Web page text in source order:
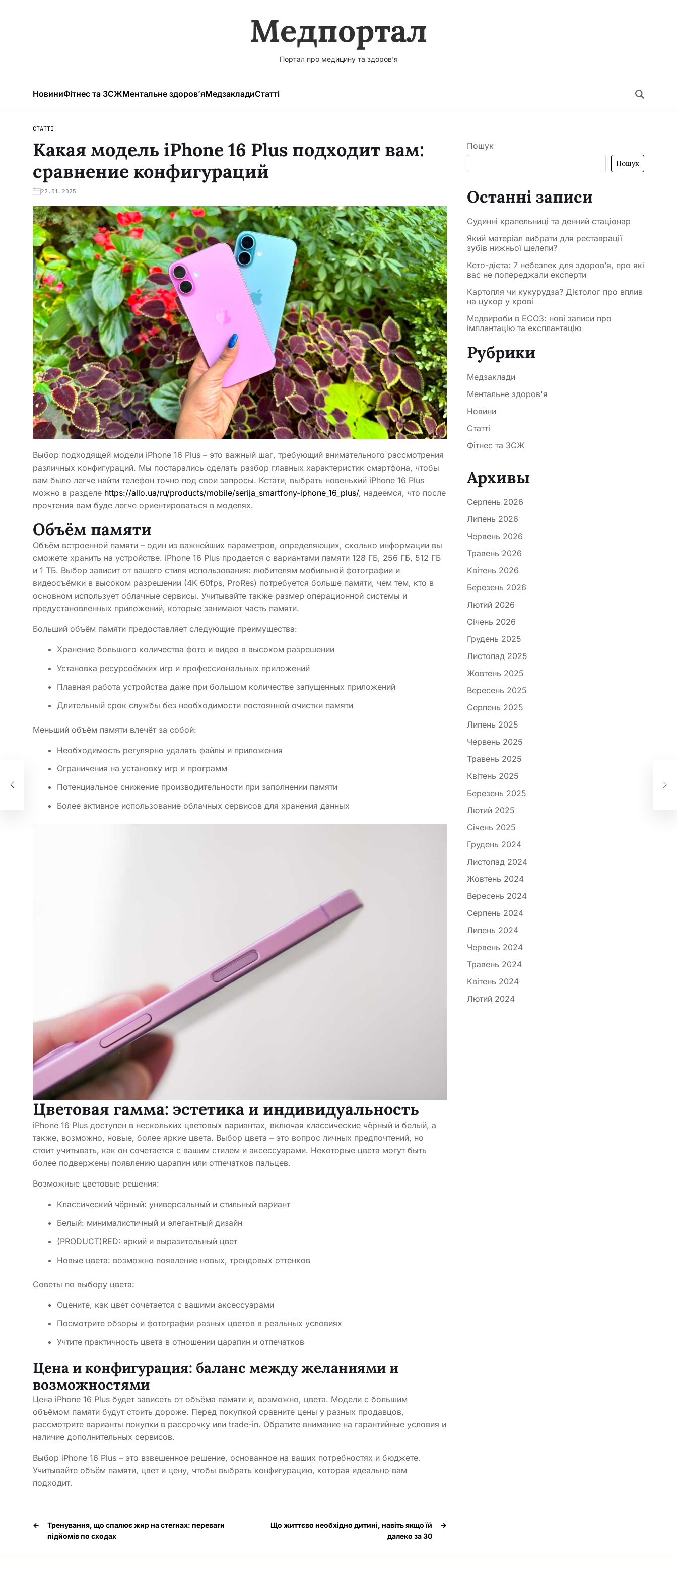
Медпортал
Портал про медицину та здоров'я
НовиниФітнес та ЗСЖМентальне здоров’яМедзакладиСтатті
СТАТТІ
Какая модель iPhone 16 Plus подходит вам:
сравнение конфигураций
22.01.2025
Выбор подходящей модели iPhone 16 Plus – это важный шаг, требующий внимательного рассмотрения
различных конфигураций. Мы постарались сделать разбор главных характеристик смартфона, чтобы
вам было легче найти телефон точно под свои запросы. Кстати, выбрать новенький iPhone 16 Plus
можно в разделе https://allo.ua/ru/products/mobile/serija_smartfony-iphone_16_plus/, надеемся, что после
прочтения вам буде легче ориентироваться в моделях.
Объём памяти
Объём встроенной памяти – один из важнейших параметров, определяющих, сколько информации вы
сможете хранить на устройстве. iPhone 16 Plus продается с вариантами памяти 128 ГБ, 256 ГБ, 512 ГБ
и 1 ТБ. Выбор зависит от вашего стиля использования: любителям мобильной фотографии и
видеосъёмки в высоком разрешении (4K 60fps, ProRes) потребуется больше памяти, чем тем, кто в
основном использует облачные сервисы. Учитывайте также размер операционной системы и
предустановленных приложений, которые занимают часть памяти.
Больший объём памяти предоставляет следующие преимущества:
Хранение большого количества фото и видео в высоком разрешении
Установка ресурсоёмких игр и профессиональных приложений
Плавная работа устройства даже при большом количестве запущенных приложений
Длительный срок службы без необходимости постоянной очистки памяти
Меньший объём памяти влечёт за собой:
Необходимость регулярно удалять файлы и приложения
Ограничения на установку игр и программ
Потенциальное снижение производительности при заполнении памяти
Более активное использование облачных сервисов для хранения данных
Цветовая гамма: эстетика и индивидуальность
iPhone 16 Plus доступен в нескольких цветовых вариантах, включая классические чёрный и белый, а
также, возможно, новые, более яркие цвета. Выбор цвета – это вопрос личных предпочтений, но
стоит учитывать, как он сочетается с вашим стилем и аксессуарами. Некоторые цвета могут быть
более подвержены появлению царапин или отпечатков пальцев.
Возможные цветовые решения:
Классический чёрный: универсальный и стильный вариант
Белый: минималистичный и элегантный дизайн
(PRODUCT)RED: яркий и выразительный цвет
Новые цвета: возможно появление новых, трендовых оттенков
Советы по выбору цвета:
Оцените, как цвет сочетается с вашими аксессуарами
Посмотрите обзоры и фотографии разных цветов в реальных условиях
Учтите практичность цвета в отношении царапин и отпечатков
Цена и конфигурация: баланс между желаниями и
возможностями
Цена iPhone 16 Plus будет зависеть от объёма памяти и, возможно, цвета. Модели с большим
объёмом памяти будут стоить дороже. Перед покупкой сравните цены у разных продавцов,
рассмотрите варианты покупки в рассрочку или trade-in. Обратите внимание на гарантийные условия и
наличие дополнительных сервисов.
Выбор iPhone 16 Plus – это взвешенное решение, основанное на ваших потребностях и бюджете.
Учитывайте объём памяти, цвет и цену, чтобы выбрать конфигурацию, которая идеально вам
подходит.
←
Тренування, що спалює жир на стегнах: переваги
підйомів по сходах
→
Що життєво необхідно дитині, навіть якщо їй
далеко за 30
Пошук
Пошук
Останні записи
Судинні крапельниці та денний стаціонар
Який матеріал вибрати для реставрації
зубів нижньої щелепи?
Кето-дієта: 7 небезпек для здоров’я, про які
вас не попереджали експерти
Картопля чи кукурудза? Дієтолог про вплив
на цукор у крові
Медвироби в ЕСОЗ: нові записи про
імплантацію та експлантацію
Рубрики
Медзаклади
Ментальне здоров'я
Новини
Статті
Фітнес та ЗСЖ
Архивы
Серпень 2026
Липень 2026
Червень 2026
Травень 2026
Квітень 2026
Березень 2026
Лютий 2026
Січень 2026
Грудень 2025
Листопад 2025
Жовтень 2025
Вересень 2025
Серпень 2025
Липень 2025
Червень 2025
Травень 2025
Квітень 2025
Березень 2025
Лютий 2025
Січень 2025
Грудень 2024
Листопад 2024
Жовтень 2024
Вересень 2024
Серпень 2024
Липень 2024
Червень 2024
Травень 2024
Квітень 2024
Лютий 2024